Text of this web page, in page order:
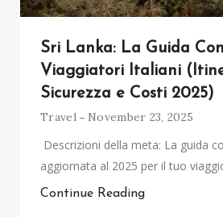
Sri Lanka: La Guida
Viaggiatori Italiani
Sicurezza e Costi 2025)
Travel November 23, 2025
Descrizioni della meta: La guida
aggiornata al 2025 per il tuo
Continue Reading